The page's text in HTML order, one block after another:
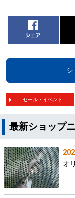
シ
セール・イベント
最新ショップ
オ